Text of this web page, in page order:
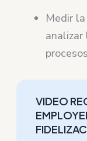
Medir
VIDEO